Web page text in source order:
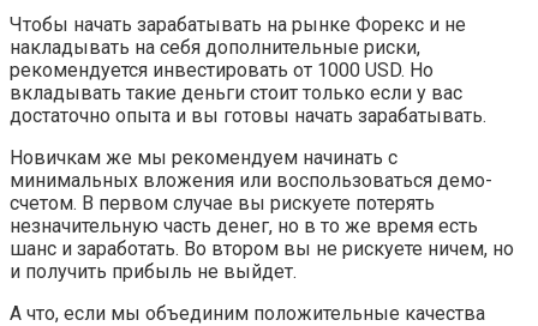
Чтобы начать зарабатывать на рынке Форекс и не
накладывать на себя дополнительные риски,
рекомендуется инвестировать от 1000 USD. Но
вкладывать такие деньги стоит только если у вас
достаточно опыта и вы готовы начать зарабатывать.
Новичкам же мы рекомендуем начинать с
минимальных вложения или воспользоваться демо-
счетом. В первом случае вы рискуете потерять
незначительную часть денег, но в то же время есть
шанс и заработать. Во втором вы не рискуете ничем, но
и получить прибыль не выйдет.
А что, если мы объединим положительные качества